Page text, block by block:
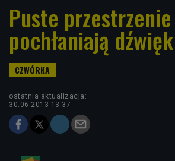
Puste przestrzenie
pochłaniają dźwięk
ostatnia aktualizacja:
30.06.2013 13:37